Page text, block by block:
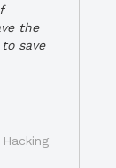
the
save